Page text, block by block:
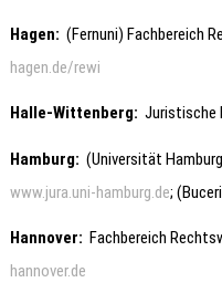
Hagen:(Fernuni) Fachbereich
hagen.de/rewi
Halle-Wittenberg:
Hamburg:(Universität
www.jura.uni-hamburg.de;
Hannover:Fachbereich
hannover.de